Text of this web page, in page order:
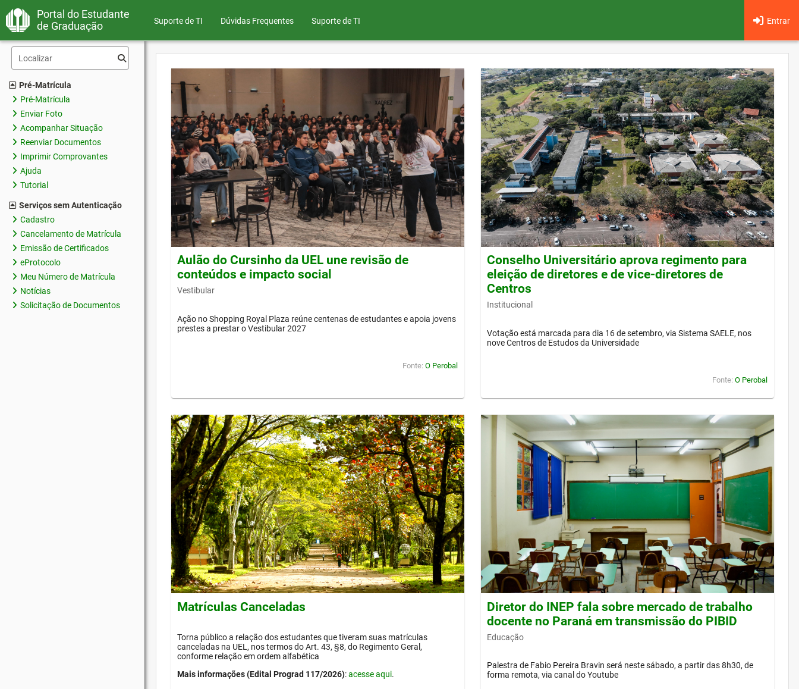
Portal do Estudante
de Graduação
Suporte de TI Dúvidas Frequentes Entrar
Suporte de TI
Pré-Matrícula
Pré-Matrícula
Enviar Foto
Acompanhar Situação
Reenviar Documentos
Imprimir Comprovantes
Ajuda
Tutorial
Serviços sem Autenticação
Cadastro
Cancelamento de Matrícula
Emissão de Certificados
eProtocolo
Meu Número de Matrícula
Notícias
Solicitação de Documentos
Aulão do Cursinho da UEL une revisão de
conteúdos e impacto social
Vestibular
Ação no Shopping Royal Plaza reúne centenas de estudantes e apoia jovens
prestes a prestar o Vestibular 2027
Fonte: O Perobal
Conselho Universitário aprova regimento para
eleição de diretores e de vice-diretores de
Centros
Institucional
Votação está marcada para dia 16 de setembro, via Sistema SAELE, nos
nove Centros de Estudos da Universidade
Fonte: O Perobal
Matrículas Canceladas
Torna público a relação dos estudantes que tiveram suas matrículas
canceladas na UEL, nos termos do Art. 43, §8, do Regimento Geral,
conforme relação em ordem alfabética
Mais informações (Edital Prograd 117/2026):acesse aqui.
Diretor do INEP fala sobre mercado de trabalho
docente no Paraná em transmissão do PIBID
Educação
Palestra de Fabio Pereira Bravin será neste sábado, a partir das 8h30, de
forma remota, via canal do Youtube